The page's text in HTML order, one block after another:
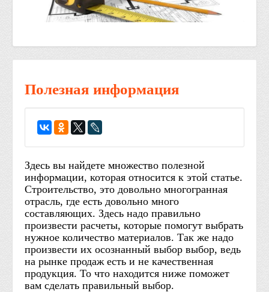
Полезная информация
Здесь вы найдете множество полезной
информации, которая относится к этой статье.
Строительство, это довольно многогранная
отрасль, где есть довольно много
составляющих. Здесь надо правильно
произвести расчеты, которые помогут выбрать
нужное количество материалов. Так же надо
произвести их осознанный выбор выбор, ведь
на рынке продаж есть и не качественная
продукция. То что находится ниже поможет
вам сделать правильный выбор.